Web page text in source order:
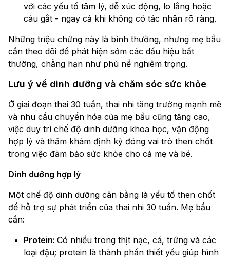
với các yếu tố tâm lý, dễ xúc động, lo lắng hoặc
cáu gắt - ngay cả khi không có tác nhân rõ ràng.
Những triệu chứng này là bình thường, nhưng mẹ bầu
cần theo dõi để phát hiện sớm các dấu hiệu bất
thường, chẳng hạn như phù nề nghiêm trọng.
Lưu ý về dinh dưỡng và chăm sóc sức khỏe
Ở giai đoạn thai 30 tuần, thai nhi tăng trưởng mạnh mẽ
và nhu cầu chuyển hóa của mẹ bầu cũng tăng cao,
việc duy trì chế độ dinh dưỡng khoa học, vận động
hợp lý và thăm khám định kỳ đóng vai trò then chốt
trong việc đảm bảo sức khỏe cho cả mẹ và bé.
Dinh dưỡng hợp lý
Một chế độ dinh dưỡng cân bằng là yếu tố then chốt
để hỗ trợ sự phát triển của thai nhi 30 tuần. Mẹ bầu
cần:
Protein: Có nhiều trong thịt nạc, cá, trứng và các
loại đậu; protein là thành phần thiết yếu giúp hình